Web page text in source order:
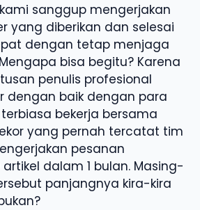
sanggup mengerjakan
yang diberikan dan selesai
dengan tetap menjaga
bisa begitu? Karena
penulis profesional
dengan baik dengan para
bekerja bersama
yang pernah tercatat tim
pesanan
artikel dalam 1 bulan. Masing-
panjangnya kira-kira